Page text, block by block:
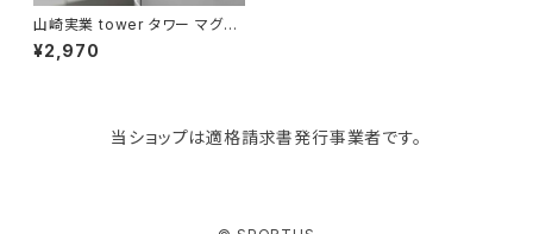
tower
バッグアクセサリー
ディッシュラック
玄関収納
山崎実業 tower タワー マグネ
ットゴミ袋収納ホルダー 45L ゴ
ミ袋ストッカー 10664 ホワイト
¥2,970
当ショップは適格請求書発行事業者です。